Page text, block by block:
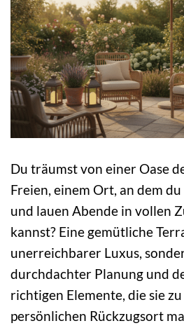
Du träumst von einer Oase
Freien, einem Ort, an dem
und lauen Abende in vollen
kannst? Eine gemütliche
unerreichbarer Luxus,
durchdachter Planung und
richtigen Elemente, die sie
persönlichen Rückzugsort